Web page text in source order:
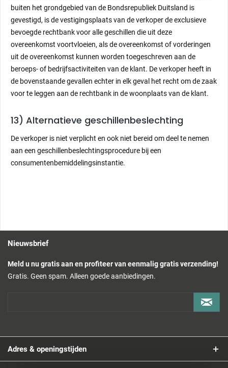
buiten het grondgebied van de Bondsrepubliek Duitsland is
gevestigd, is de vestigingsplaats van de verkoper de exclusieve
bevoegde rechtbank voor alle geschillen die uit deze
overeenkomst voortvloeien, als de overeenkomst of vorderingen
uit de overeenkomst kunnen worden toegeschreven aan de
beroeps- of bedrijfsactiviteiten van de klant. De verkoper heeft in
de bovenstaande gevallen echter in elk geval het recht om de zaak
voor te leggen aan de rechtbank in de woonplaats van de klant.
13) Alternatieve geschillenbeslechting
De verkoper is niet verplicht en ook niet bereid om deel te nemen
aan een geschillenbeslechtingsprocedure bij een
consumentenbemiddelingsinstantie.
Nieuwsbrief
Meld u nu gratis aan en profiteer van eenmalig gratis verzending!
Gratis. Geen spam. Alleen goede aanbiedingen.
Adres & openingstijden